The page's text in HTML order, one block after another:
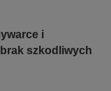
i
szkodliwych